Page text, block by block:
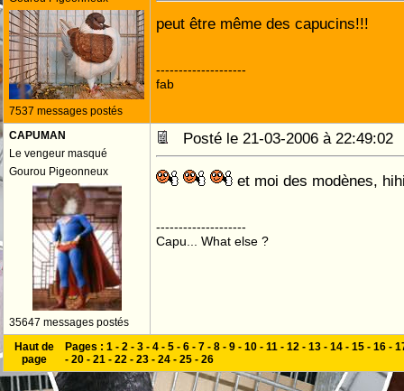
7537 messages postés
peut être même des capucins!!!
--------------------
fab
CAPUMAN
Le vengeur masqué
Gourou Pigeonneux
35647 messages postés
Posté le 21-03-2006 à
et moi des modènes,
--------------------
Capu... What else ?
Haut de
page
Pages : 1 - 2 - 3 - 4 - 5 - 6 - 7 - 8 - 9 - 10 - 11 - 12 - 13 - 14 - 15 - 16 -
- 20 - 21 - 22 - 23 - 24 - 25 - 26